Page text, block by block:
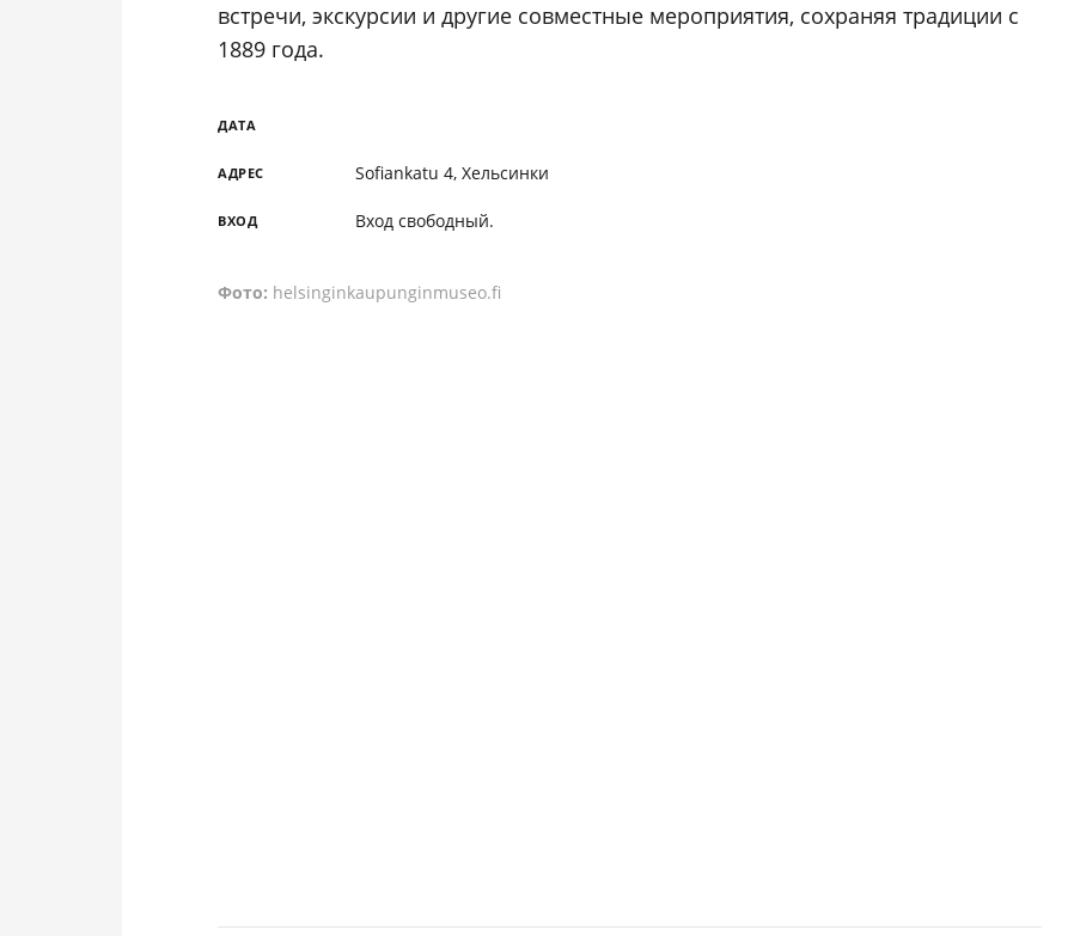
встречи, экскурсии и другие совместные мероприятия, сохраняя традиции с
1889 года.
ДАТА
АДРЕС Sofiankatu 4, Хельсинки
ВХОД Вход свободный.
Фото: helsinginkaupunginmuseo.fi